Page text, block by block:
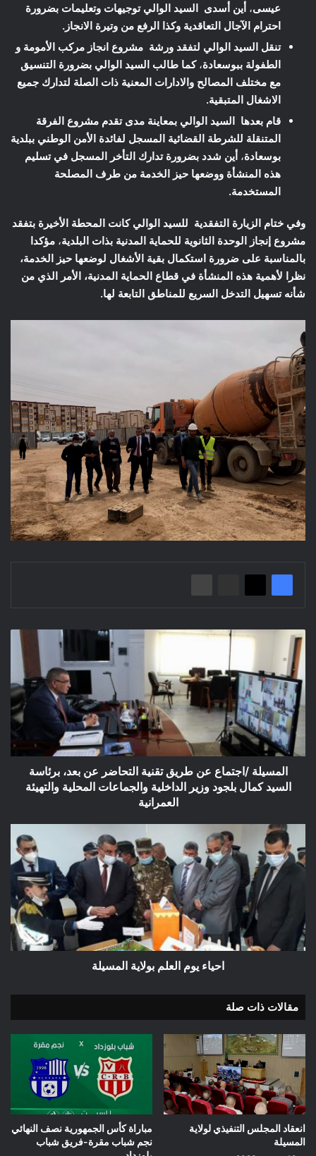
عيسى، أين أسدى السيد الوالي توجيهات وتعليمات بضرورة
احترام الآجال التعاقدية وكذا الرفع من وتيرة الانجاز.
تنقل السيد الوالي لتفقد ورشة مشروع انجاز مركب الأمومة و
الطفولة ببوسعادة،كما طالب السيد الوالي بضرورة التنسيق
مع مختلف المصالح والادارات المعنية ذات الصلة لتدارك جميع
الاشغال المتبقية.
قام بعدها السيد الوالي بمعاينة مدى تقدم مشروع الفرقة
المتنقلة للشرطة القضائية المسجل لفائدة الأمن الوطني ببلدية
بوسعادة، أين شدد بضرورة تدارك التأخر المسجل في تسليم
هذه المنشأة ووضعها حيز الخدمة من طرف المصلحة
المستخدمة.
وفي ختام الزيارة التفقدية للسيد الوالي كانت المحطة الأخيرة بتفقد
مشروع إنجاز الوحدة الثانوية للحماية المدنية بذات البلدية، مؤكدا
بالمناسبة على ضرورة استكمال بقية الأشغال لوضعها حيز الخدمة،
نظرا لأهمية هذه المنشأة في قطاع الحماية المدنية، الأمر الذي من
شأنه تسهيل التدخل السريع للمناطق التابعة لها.
المسيلة
اجتماع
عن
طريق
تقنية
التحاضر
عن
بعد،
برئاسة
السيد
الداخلية
والجماعات
المحلية
المسيلة /اجتماع عن طريق تقنية التحاضر عن بعد، برئاسة
السيد كمال بلجود وزير الداخلية والجماعات المحلية والتهيئة
العمرانية
يوم
العلم
احياء يوم العلم بولاية المسيلة
مقالات ذات صلة
انعقاد المجلس التنفيذي لولاية
المسيلة
مباراة كأس الجمهورية نصف النهائي
نجم شباب مقرة-فريق شباب